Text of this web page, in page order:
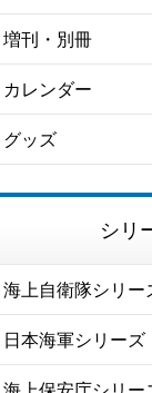
増刊・別冊
カレンダー
グッズ
シリ
海上自衛隊シリー
日本海軍シリーズ